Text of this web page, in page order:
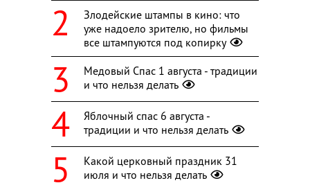
Злодейские штампы в кино: что
уже надоело зрителю, но фильмы
все штампуются под копирку
Медовый Спас 1 августа - традиции
и что нельзя делать
Яблочный спас 6 августа -
традиции и что нельзя делать
Какой церковный праздник 31
июля и что нельзя делать